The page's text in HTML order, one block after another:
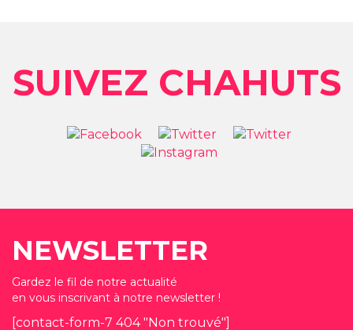
SUIVEZ CHAHUTS
NEWSLETTER
Gardez le fil de notre actualité
en vous inscrivant à notre newsletter !
[contact-form-7 404 "Non trouvé"]